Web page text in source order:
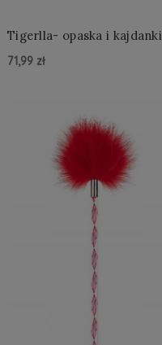
Tigerlla- opaska i kajdanki
71,99 zł